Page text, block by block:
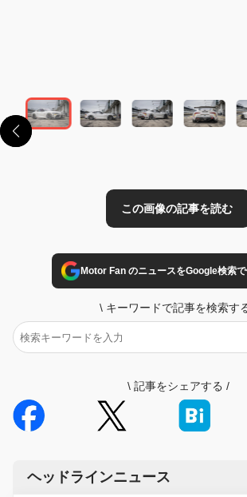
Motor Fan のニュースをGoogle検索
\ キーワードで記事を検索す
\ 記事をシェアする /
ヘッドラインニュース